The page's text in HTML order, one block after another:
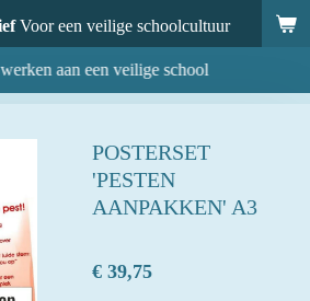
Voor een veilige schoolcultuur
aan een veilige school
POSTERSET
'PESTEN
AANPAKKEN' A3
€ 39,75